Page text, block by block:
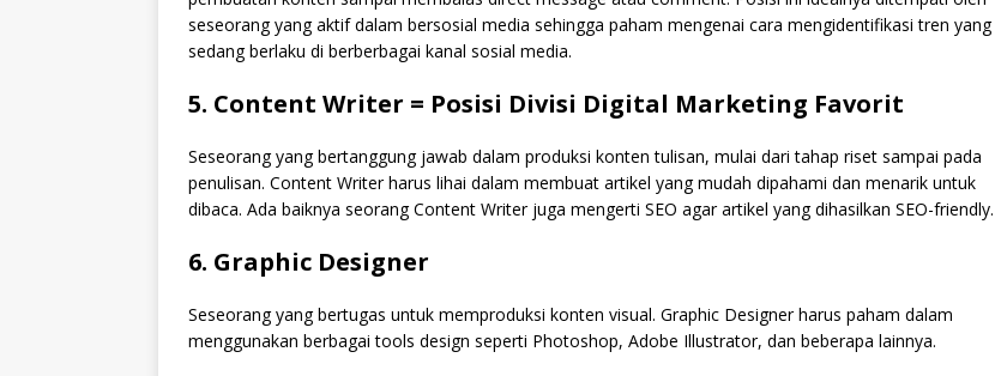
seseorang yang aktif dalam bersosial media sehingga paham mengenai cara mengidentifikasi tren yang
sedang berlaku di berberbagai kanal sosial media.
5. Content Writer = Posisi Divisi Digital Marketing Favorit
Seseorang yang bertanggung jawab dalam produksi konten tulisan, mulai dari tahap riset sampai pada
penulisan. Content Writer harus lihai dalam membuat artikel yang mudah dipahami dan menarik untuk
dibaca. Ada baiknya seorang Content Writer juga mengerti SEO agar artikel yang dihasilkan SEO-friendly.
6. Graphic Designer
Seseorang yang bertugas untuk memproduksi konten visual. Graphic Designer harus paham dalam
menggunakan berbagai tools design seperti Photoshop, Adobe Illustrator, dan beberapa lainnya.